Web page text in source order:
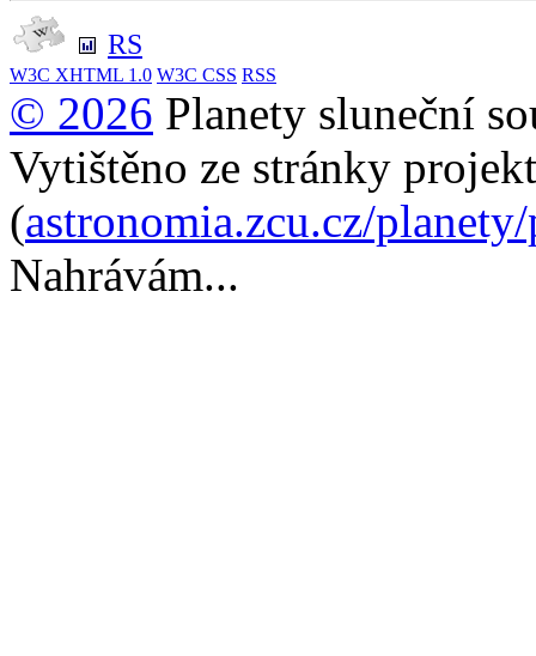
RS
W3C XHTML 1.0 W3C CSS RSS
© 2026 Planety sluneční
Vytištěno ze stránky
(astronomia.zcu.cz/
Nahrávám...